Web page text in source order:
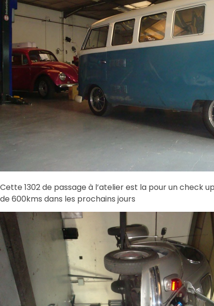
Cette 1302 de passage à l’atelier est la pour un check
de 600kms dans les prochains jours